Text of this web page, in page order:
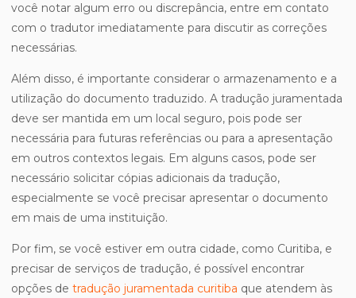
você notar algum erro ou discrepância, entre em contato
com o tradutor imediatamente para discutir as correções
necessárias.
Além disso, é importante considerar o armazenamento e a
utilização do documento traduzido. A tradução juramentada
deve ser mantida em um local seguro, pois pode ser
necessária para futuras referências ou para a apresentação
em outros contextos legais. Em alguns casos, pode ser
necessário solicitar cópias adicionais da tradução,
especialmente se você precisar apresentar o documento
em mais de uma instituição.
Por fim, se você estiver em outra cidade, como Curitiba, e
precisar de serviços de tradução, é possível encontrar
opções de tradução juramentada curitiba que atendem às